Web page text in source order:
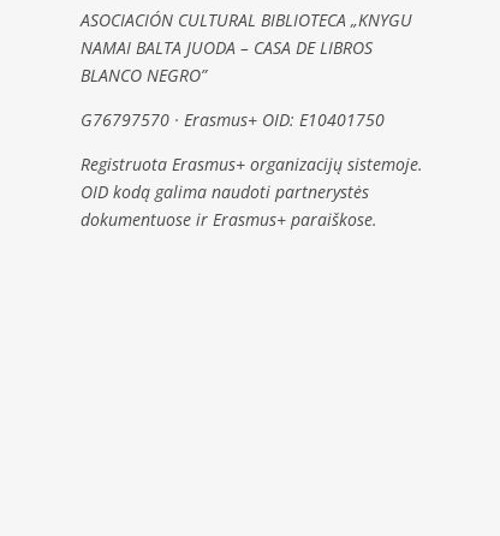
ASOCIACIÓN CULTURAL BIBLIOTECA „KNYGU
NAMAI BALTA JUODA – CASA DE LIBROS
BLANCO NEGRO”
G76797570 · Erasmus+ OID: E10401750
Registruota Erasmus+ organizacijų sistemoje.
OID kodą galima naudoti partnerystės
dokumentuose ir Erasmus+ paraiškose.